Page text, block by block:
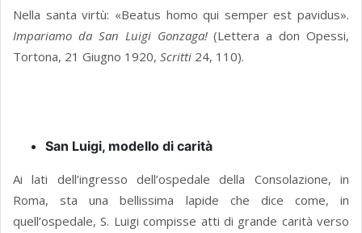
Nella santa virtù: «Beatus homo qui semper est pavidus».
Impariamo da San Luigi Gonzaga!(Lettera a don Opessi,
Tortona, 21 Giugno 1920, Scritti 24, 110).
San Luigi, modello di carità
Ai lati dell’ingresso dell’ospedale della Consolazione, in
Roma, sta una bellissima lapide che dice come, in
quell’ospedale, S. Luigi compisse atti di grande carità verso